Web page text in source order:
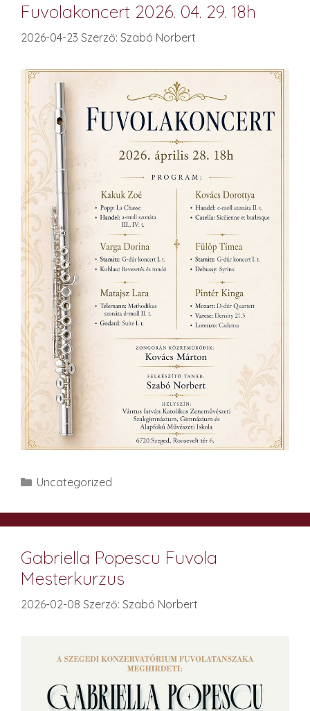
Fuvolakoncert 2026. 04. 29. 18h
2026-04-23 Szerző: Szabó Norbert
Kategória
Uncategorized
Gabriella Popescu Fuvola
Mesterkurzus
2026-02-08 Szerző: Szabó Norbert